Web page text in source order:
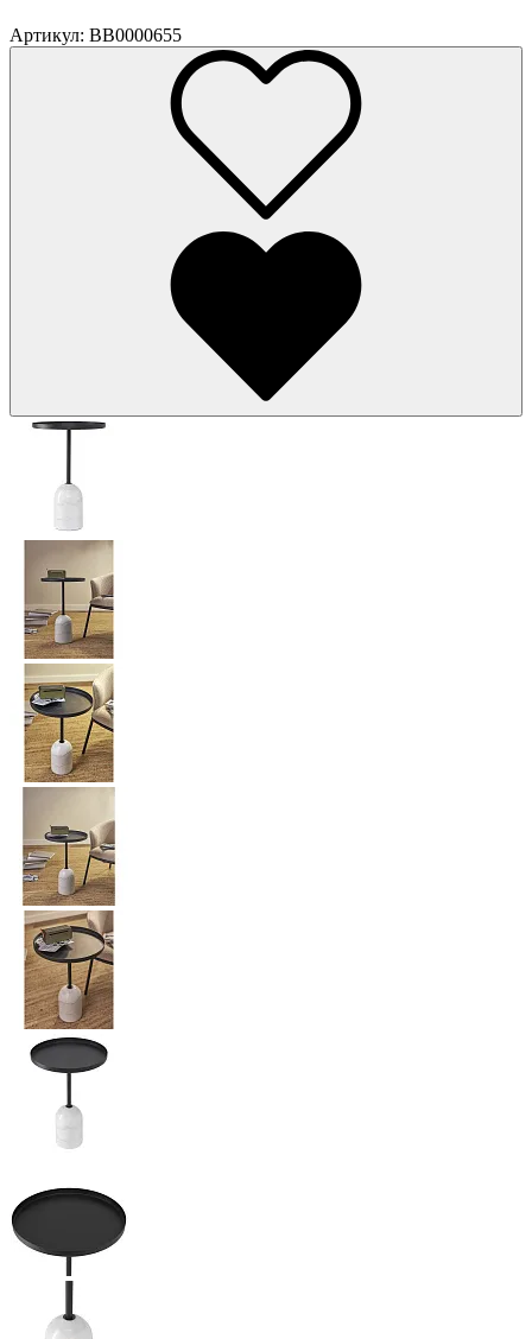
Артикул: BB0000655